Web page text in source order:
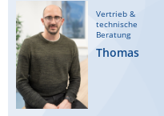
PatchSee
Power Kingdom
Poynting
Raritan
Vertrieb &
technische
Beratung
Thomas